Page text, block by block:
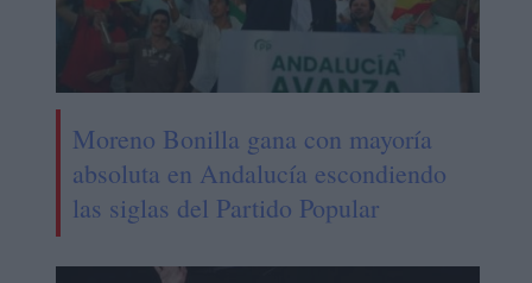
Moreno Bonilla gana con mayoría
absoluta en Andalucía escondiendo
las siglas del Partido Popular